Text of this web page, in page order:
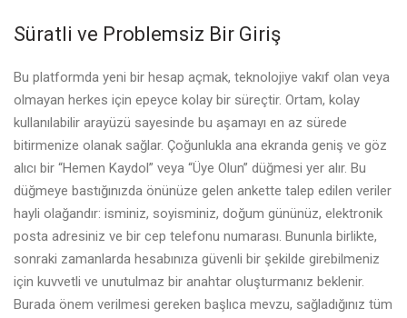
Süratli ve Problemsiz Bir Giriş
Bu platformda yeni bir hesap açmak, teknolojiye vakıf olan veya
olmayan herkes için epeyce kolay bir süreçtir. Ortam, kolay
kullanılabilir arayüzü sayesinde bu aşamayı en az sürede
bitirmenize olanak sağlar. Çoğunlukla ana ekranda geniş ve göz
alıcı bir “Hemen Kaydol” veya “Üye Olun” düğmesi yer alır. Bu
düğmeye bastığınızda önünüze gelen ankette talep edilen veriler
hayli olağandır: isminiz, soyisminiz, doğum gününüz, elektronik
posta adresiniz ve bir cep telefonu numarası. Bununla birlikte,
sonraki zamanlarda hesabınıza güvenli bir şekilde girebilmeniz
için kuvvetli ve unutulmaz bir anahtar oluşturmanız beklenir.
Burada önem verilmesi gereken başlıca mevzu, sağladığınız tüm